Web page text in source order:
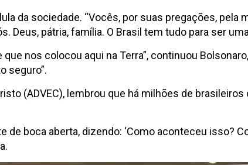
da sociedade. “Vocês, por suas pregações, pela
pátria, família. O Brasil tem tudo para ser
nos colocou aqui na Terra”, continuou
seguro”.
(ADVEC), lembrou que há milhões de brasileiros
boca aberta, dizendo: ‘Como aconteceu isso?